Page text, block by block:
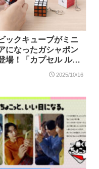
ックキューブがミニ
になったガシャポン
場！「カプセル ルー
キューブ」2025年10
2025/10/16